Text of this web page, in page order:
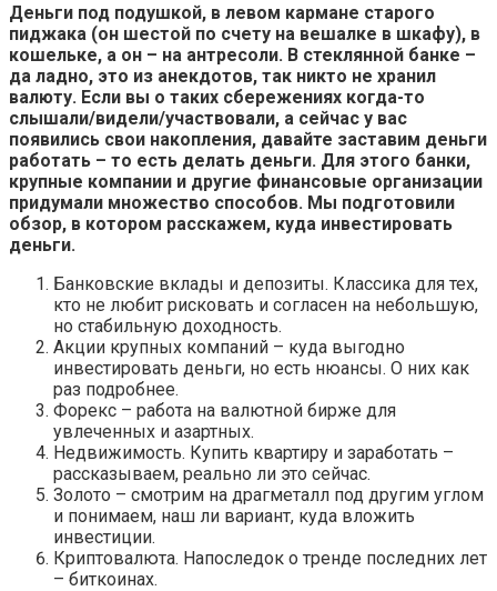
Деньги под подушкой, в левом кармане старого
пиджака (он шестой по счету на вешалке в шкафу), в
кошельке, а он – на антресоли. В стеклянной банке –
да ладно, это из анекдотов, так никто не хранил
валюту. Если вы о таких сбережениях когда-то
слышали/видели/участвовали, а сейчас у вас
появились свои накопления, давайте заставим деньги
работать – то есть делать деньги. Для этого банки,
крупные компании и другие финансовые организации
придумали множество способов. Мы подготовили
обзор, в котором расскажем, куда инвестировать
деньги.
Банковские вклады и депозиты. Классика для тех,
кто не любит рисковать и согласен на небольшую,
но стабильную доходность.
Акции крупных компаний – куда выгодно
инвестировать деньги, но есть нюансы. О них как
раз подробнее.
Форекс – работа на валютной бирже для
увлеченных и азартных.
Недвижимость. Купить квартиру и заработать –
рассказываем, реально ли это сейчас.
Золото – смотрим на драгметалл под другим углом
и понимаем, наш ли вариант, куда вложить
инвестиции.
Криптовалюта. Напоследок о тренде последних лет
– биткоинах.